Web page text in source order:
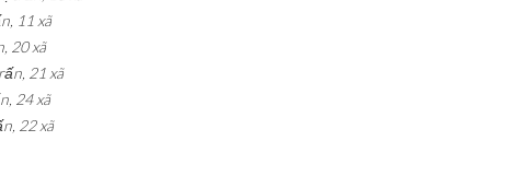
11 xã
20 xã
21 xã
24 xã
22 xã